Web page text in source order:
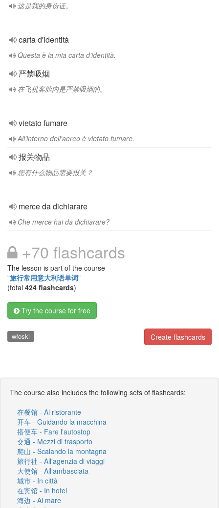
这是我的身份证。
carta d'identità
Questa è la mia carta d'identità.
严禁吸烟
在飞机客舱内是严禁吸烟的。
vietato fumare
All'interno dell'aereo è vietato fumare.
报关物品
您有什么物品需要报关？
merce da dichiarare
Che merce hai da dichiarare?
+70 flashcards
The lesson is part of the course
"旅行常用意大利语单词"
(total 424 flashcards)
Try the course for free
Create flashcards
włoski
The course also includes the following sets of flashcards:
在餐馆 - Al ristorante
开车 - Guidando la macchina
搭便车 - Fare l'autostop
交通 - Mezzi di trasporto
爬山 - Scalando la montagna
旅行社 - All'agenzia di viaggi
大使馆 - All'ambasciata
城市 - In città
在宾馆 - In hotel
海边 - Al mare